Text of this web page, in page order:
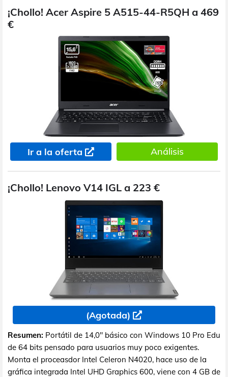
¡Chollo! Acer Aspire 5 A515-44-R5QH a 469
€
Ir a la oferta Análisis
¡Chollo! Lenovo V14 IGL a 223 €
(Agotada)
Resumen: Portátil de 14,0" básico con Windows 10 Pro Edu
de 64 bits pensado para usuarios muy poco exigentes.
Monta el proceasdor Intel Celeron N4020, hace uso de la
gráfica integrada Intel UHD Graphics 600, viene con 4 GB de